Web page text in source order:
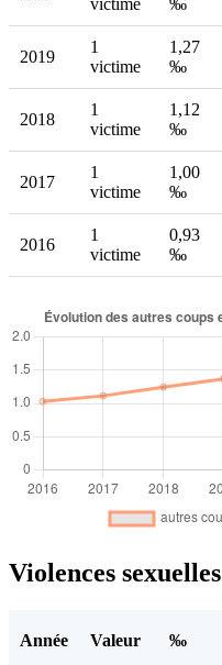
2019
1
victime
1,27
‰
2018
1
victime
1,12
‰
2017
1
victime
1,00
‰
2016
1
victime
0,93
‰
Violences sexuelles
Année Valeur ‰